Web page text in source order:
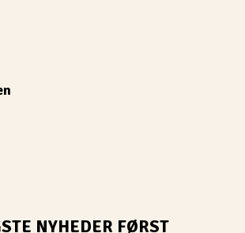
NYHEDER FØRST